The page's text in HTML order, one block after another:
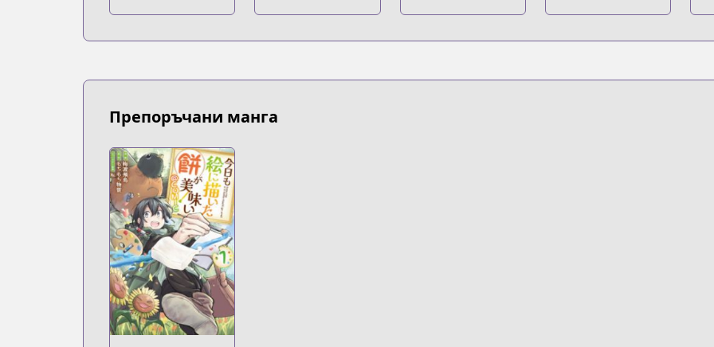
Препоръчани манга